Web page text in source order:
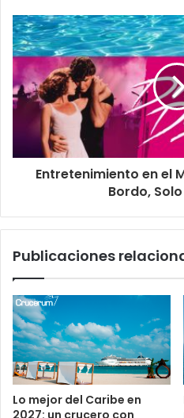
Entretenimiento en el
Bordo,
Publicaciones
Lo mejor del Caribe en
2027: un crucero con